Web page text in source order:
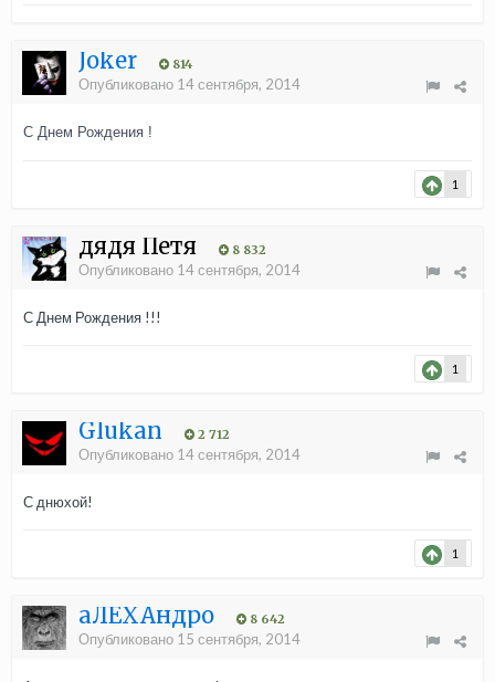
Joker 814
Опубликовано 14 сентября, 2014
С Днем Рождения !
1
дядя Петя 8 832
Опубликовано 14 сентября, 2014
С Днем Рождения !!!
1
Glukan 2 712
Опубликовано 14 сентября, 2014
С днюхой!
1
aЛЁХАндро 8 642
Опубликовано 15 сентября, 2014